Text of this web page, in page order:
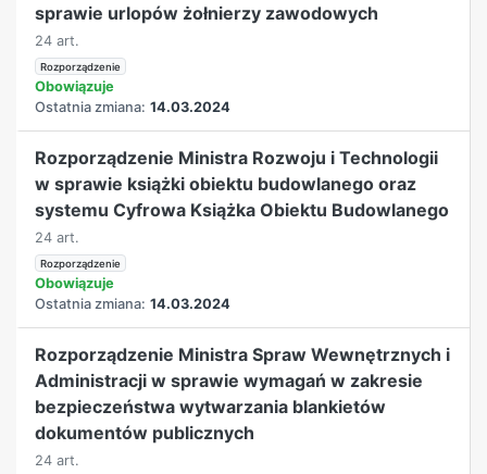
sprawie urlopów żołnierzy zawodowych
24 art.
Rozporządzenie
Obowiązuje
Ostatnia zmiana: 14.03.2024
Rozporządzenie Ministra Rozwoju i Technologii
w sprawie książki obiektu budowlanego oraz
systemu Cyfrowa Książka Obiektu Budowlanego
24 art.
Rozporządzenie
Obowiązuje
Ostatnia zmiana: 14.03.2024
Rozporządzenie Ministra Spraw Wewnętrznych i
Administracji w sprawie wymagań w zakresie
bezpieczeństwa wytwarzania blankietów
dokumentów publicznych
24 art.